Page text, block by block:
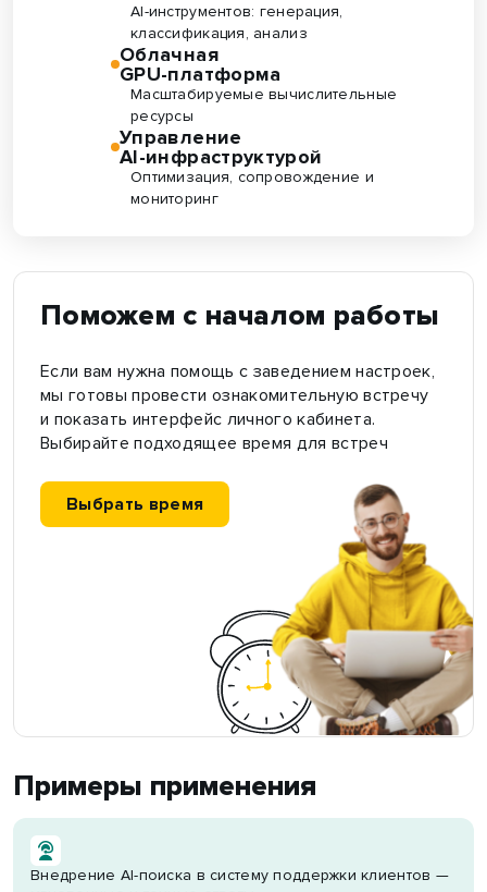
AI-инструментов: генерация,
классификация, анализ
Облачная
GPU-платформа
Масштабируемые вычислительные
ресурсы
Управление
AI-инфраструктурой
Оптимизация, сопровождение и
мониторинг
Поможем с началом работы
Если вам нужна помощь с заведением настроек,
мы готовы провести ознакомительную встречу
и показать интерфейс личного кабинета.
Выбирайте подходящее время для встреч
Выбрать время
Примеры применения
Внедрение AI-поиска в систему поддержки клиентов —